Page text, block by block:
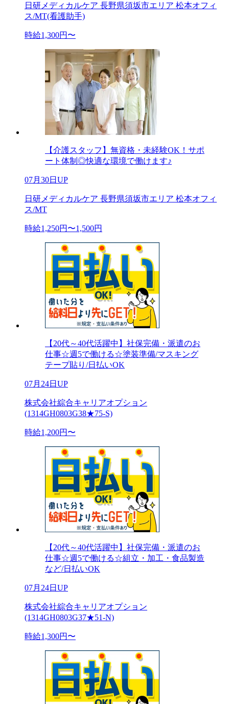
日研メディカルケア 長野県須坂市エリア 松本オフィ
ス/MT(看護助手)
時給1,300円〜
【介護スタッフ】無資格・未経験OK！サポ
ート体制◎快適な環境で働けます♪
07月30日UP
日研メディカルケア 長野県須坂市エリア 松本オフィ
ス/MT
時給1,250円〜1,500円
【20代～40代活躍中】社保完備・派遣のお
仕事☆週5で働ける☆塗装準備/マスキング
テープ貼り/日払いOK
07月24日UP
株式会社綜合キャリアオプション
(1314GH0803G38★75-S)
時給1,200円〜
【20代～40代活躍中】社保完備・派遣のお
仕事☆週5で働ける☆組立・加工・食品製造
など/日払いOK
07月24日UP
株式会社綜合キャリアオプション
(1314GH0803G37★51-N)
時給1,300円〜